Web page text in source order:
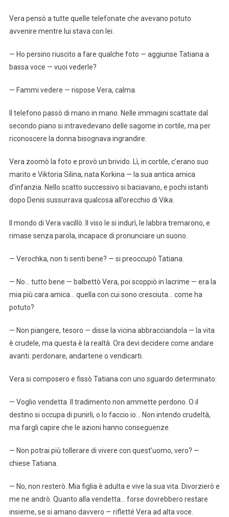
Vera pensò a tutte quelle telefonate che avevano potuto
avvenire mentre lui stava con lei.
— Ho persino riuscito a fare qualche foto — aggiunse Tatiana a
bassa voce — vuoi vederle?
— Fammi vedere — rispose Vera, calma.
Il telefono passò di mano in mano. Nelle immagini scattate dal
secondo piano si intravedevano delle sagome in cortile, ma per
riconoscere la donna bisognava ingrandire.
Vera zoomò la foto e provò un brivido. Lì, in cortile, c’erano suo
marito e Viktoria Silina, nata Korkina — la sua antica amica
d’infanzia. Nello scatto successivo si baciavano, e pochi istanti
dopo Denis sussurrava qualcosa all’orecchio di Vika.
Il mondo di Vera vacillò. Il viso le si indurì, le labbra tremarono, e
rimase senza parola, incapace di pronunciare un suono.
— Verochka, non ti senti bene? — si preoccupò Tatiana.
— No… tutto bene — balbettò Vera, poi scoppiò in lacrime — era la
mia più cara amica… quella con cui sono cresciuta… come ha
potuto?
— Non piangere, tesoro — disse la vicina abbracciandola — la vita
è crudele, ma questa è la realtà. Ora devi decidere come andare
avanti: perdonare, andartene o vendicarti.
Vera si composero e fissò Tatiana con uno sguardo determinato:
— Voglio vendetta. Il tradimento non ammette perdono. O il
destino si occupa di punirli, o lo faccio io… Non intendo crudeltà,
ma fargli capire che le azioni hanno conseguenze.
— Non potrai più tollerare di vivere con quest’uomo, vero? —
chiese Tatiana.
— No, non resterò. Mia figlia è adulta e vive la sua vita. Divorzierò e
me ne andrò. Quanto alla vendetta… forse dovrebbero restare
insieme, se si amano davvero — rifletté Vera ad alta voce.